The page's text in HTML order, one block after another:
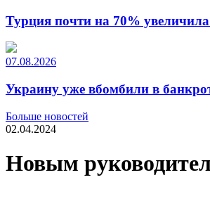
Турция почти на 70%
07.08.2026
Украину уже вбомбили в
Больше новостей
02.04.2024
Новым